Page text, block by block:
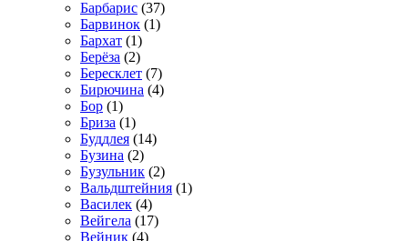
Барбарис (37)
Барвинок (1)
Бархат (1)
Берёза (2)
Бересклет (7)
Бирючина (4)
Бор (1)
Бриза (1)
Буддлея (14)
Бузина (2)
Бузульник (2)
Вальдштейния (1)
Василек (4)
Вейгела (17)
Вейник (4)